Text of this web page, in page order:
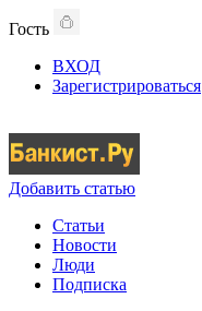
Гость
ВХОД
Зарегистрироваться
Добавить статью
Статьи
Новости
Люди
Подписка